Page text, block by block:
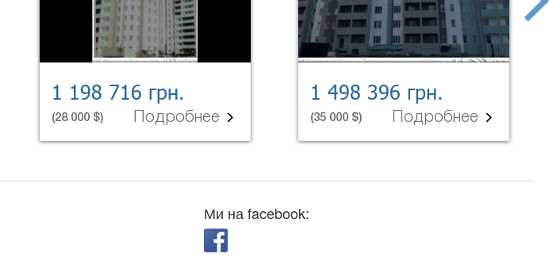
1 198 716 грн.
(28 000 $) Подробнее
1 498 396 грн.
(35 000 $) Подробнее
next
Ми на facebook: